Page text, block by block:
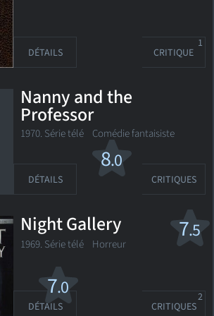
Married
Wife
1h23m Comédie
DÉTAILSCRITIQUES
8.0
1h46m Comédie criminelle
DÉTAILS CRITIQUE
1
7.0
DÉTAILS CRITIQUE
1
Nanny and the
Professor
1970. Série télé Comédie fantaisiste
DÉTAILS CRITIQUES
7.5
Night Gallery
1969. Série télé Horreur
DÉTAILS CRITIQUES
2